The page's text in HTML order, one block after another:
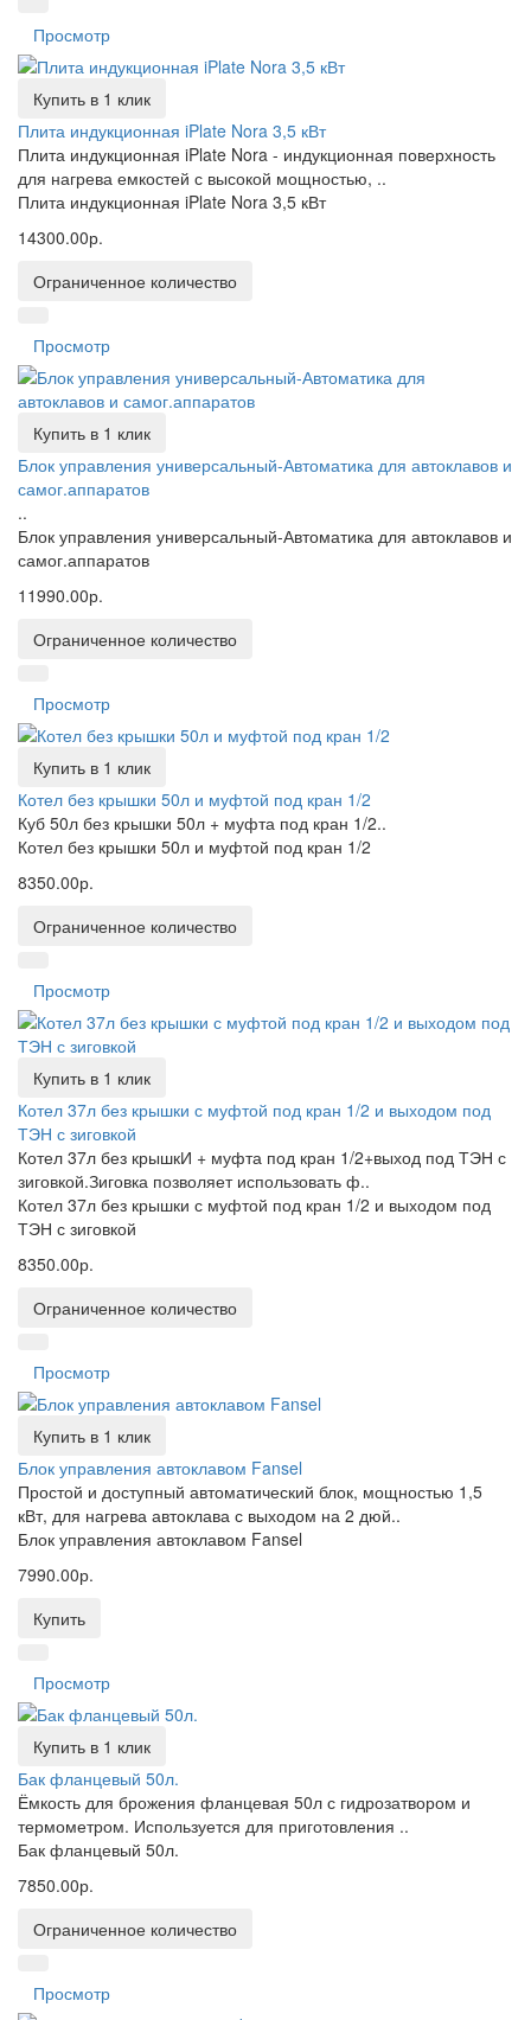
Просмотр
Купить в 1 клик
Плита индукционная iPlate Nora 3,5 кВт
Плита индукционная iPlate Nora - индукционная поверхность
для нагрева емкостей с высокой мощностью, ..
Плита индукционная iPlate Nora 3,5 кВт
14300.00р.
Ограниченное количество
Просмотр
Купить в 1 клик
Блок управления универсальный-Автоматика для автоклавов и
самог.аппаратов
..
Блок управления универсальный-Автоматика для автоклавов и
самог.аппаратов
11990.00р.
Ограниченное количество
Просмотр
Купить в 1 клик
Котел без крышки 50л и муфтой под кран 1/2
Куб 50л без крышки 50л + муфта под кран 1/2..
Котел без крышки 50л и муфтой под кран 1/2
8350.00р.
Ограниченное количество
Просмотр
Купить в 1 клик
Котел 37л без крышки с муфтой под кран 1/2 и выходом под
ТЭН с зиговкой
Котел 37л без крышкИ + муфта под кран 1/2+выход под ТЭН с
зиговкой.Зиговка позволяет использовать ф..
Котел 37л без крышки с муфтой под кран 1/2 и выходом под
ТЭН с зиговкой
8350.00р.
Ограниченное количество
Просмотр
Купить в 1 клик
Блок управления автоклавом Fansel
Простой и доступный автоматический блок, мощностью 1,5
кВт, для нагрева автоклава с выходом на 2 дюй..
Блок управления автоклавом Fansel
7990.00р.
Купить
Просмотр
Купить в 1 клик
Бак фланцевый 50л.
Ёмкость для брожения фланцевая 50л с гидрозатвором и
термометром. Используется для приготовления ..
Бак фланцевый 50л.
7850.00р.
Ограниченное количество
Просмотр